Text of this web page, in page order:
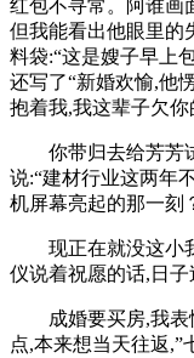
红包不寻常。阿谁
但我能看出他眼里
料袋:“这是嫂子早上
还写了“新婚欢愉,他
抱着我,我这辈子欠你
你带归去给芳芳试
说:“建材行业这两年
机屏幕亮起的那一刻
现正在就没这小我
仪说着祝愿的话,日子
成婚要买房,我表
点,本来想当天往返,”